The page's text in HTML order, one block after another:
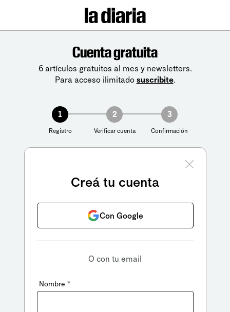
Cuenta gratuita
6 artículos gratuitos al mes y newsletters.
Para acceso ilimitado suscribite.
1
Registro
2
Verificar cuenta
3
Confirmación
Creá tu cuenta
Con Google
O con tu email
Nombre *